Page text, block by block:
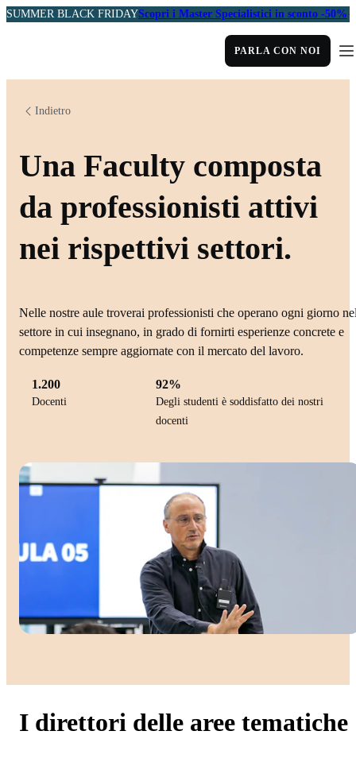
SUMMER BLACK FRIDAYScopri i Master Specialistici in sconto -50%
PARLA CON NOI
Indietro
Una Faculty composta
da professionisti attivi
nei rispettivi settori.
Nelle nostre aule troverai professionisti che operano ogni giorno
settore in cui insegnano, in grado di fornirti esperienze concrete e
competenze sempre aggiornate con il mercato del lavoro.
1.200
Docenti
92%
Degli studenti è soddisfatto dei nostri
docenti
I direttori delle aree tematiche